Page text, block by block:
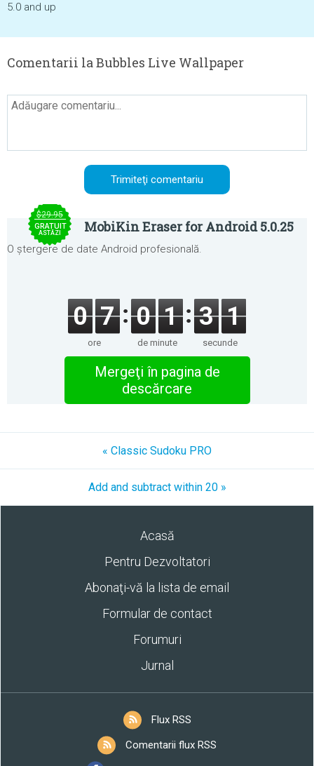
5.0 and up
Comentarii la Bubbles Live Wallpaper
$29.95
GRATUIT
ASTĂZI MobiKin Eraser for Android 5.0.25
O ștergere de date Android profesională.
0 7
ore
0 1
de minute
3 1
secunde
Mergeţi în pagina de
descărcare
« Classic Sudoku PRO
Add and subtract within 20 »
Acasă
Pentru Dezvoltatori
Abonaţi-vă la lista de email
Formular de contact
Forumuri
Jurnal
Flux RSS
Comentarii flux RSS